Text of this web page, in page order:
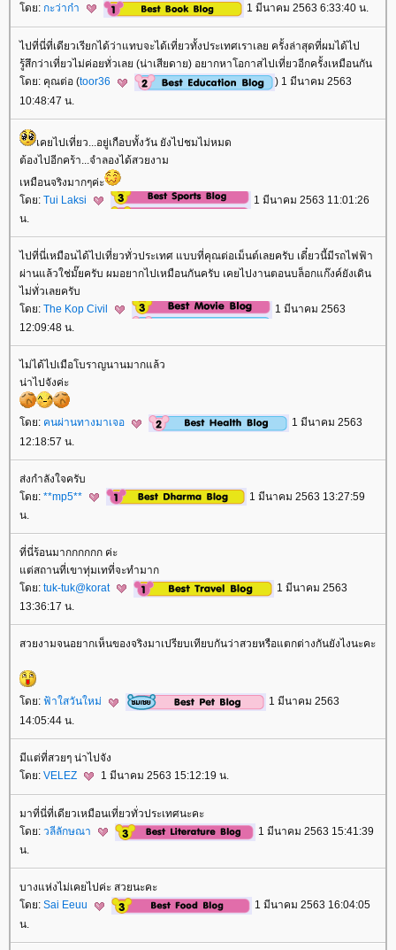
ดย: กะว่าก๋า 1 มีนาคม 2563 6:33:40 น.
ไปที่นี่ที่เดียวเรียกได้ว่าแทบจะได้เที่ยวทั้งประเทศเราเลย ครั้งล่าสุดที่ผมได้ไป
รู้สึกว่าเที่ยวไม่ค่อยทั่วเลย (น่าเสียดาย) อยากหาโอกาสไปเที่ยวอีกครั้งเหมือนกัน
ดย: คุณต่อ (toor36
) 1 มีนาคม 2563
10:48:47 น.
เคยไปเที่ยว...อยู่เกือบทั้งวัน ยังไปชมไม่หมด
ต้องไปอีกคร้า...จำลองได้สวยงาม
เหมือนจริงมากๆค่ะ
ดย: Tui Laksi
1 มีนาคม 2563 11:01:26
น.
ไปที่นี่เหมือนได้ไปเที่ยวทั่วประเทศ แบบที่คุณต่อเม็นต์เลยครับ เดี๋ยวนี้มีรถไฟฟ้า
ผ่านแล้วใช่มั๊ยครับ ผมอยากไปเหมือนกันครับ เคยไปงานตอนบล็อกแก๊งค์ยังเดิน
ไม่ทั่วเลยครับ
ดย: The Kop Civil
1 มีนาคม 2563
12:09:48 น.
ไม่ได้ไปเมือโบราญนานมากแล้ว
น่าไปจังค่ะ
ดย: คนผ่านทางมาเจอ
1 มีนาคม 2563
12:18:57 น.
ส่งกำลังใจครับ
ดย: **mp5**
1 มีนาคม 2563 13:27:59
น.
ที่นี่ร้อนมากกกกกก ค่ะ
ต่สถานที่เขาทุ่มเทที่จะทำมาก
ดย: tuk-tuk@korat
1 มีนาคม 2563
13:36:17 น.
สวยงามจนอยากเห็นของจริงมาเปรียบเทียบกันว่าสวยหรือแตกต่างกันยังไงนะคะ
ดย: ฟ้าใสวันใหม่
1 มีนาคม 2563
14:05:44 น.
มีแต่ที่สวยๆ น่าไปจัง
ดย: VELEZ 1 มีนาคม 2563 15:12:19 น.
มาที่นี่ที่เดียวเหมือนเที่ยวทั่วประเทศนะคะ
ดย: วลีลักษณา
1 มีนาคม 2563 15:41:39
น.
บางแห่งไม่เคยไปค่ะ สวยนะคะ
ดย: Sai Eeuu
1 มีนาคม 2563 16:04:05
น.